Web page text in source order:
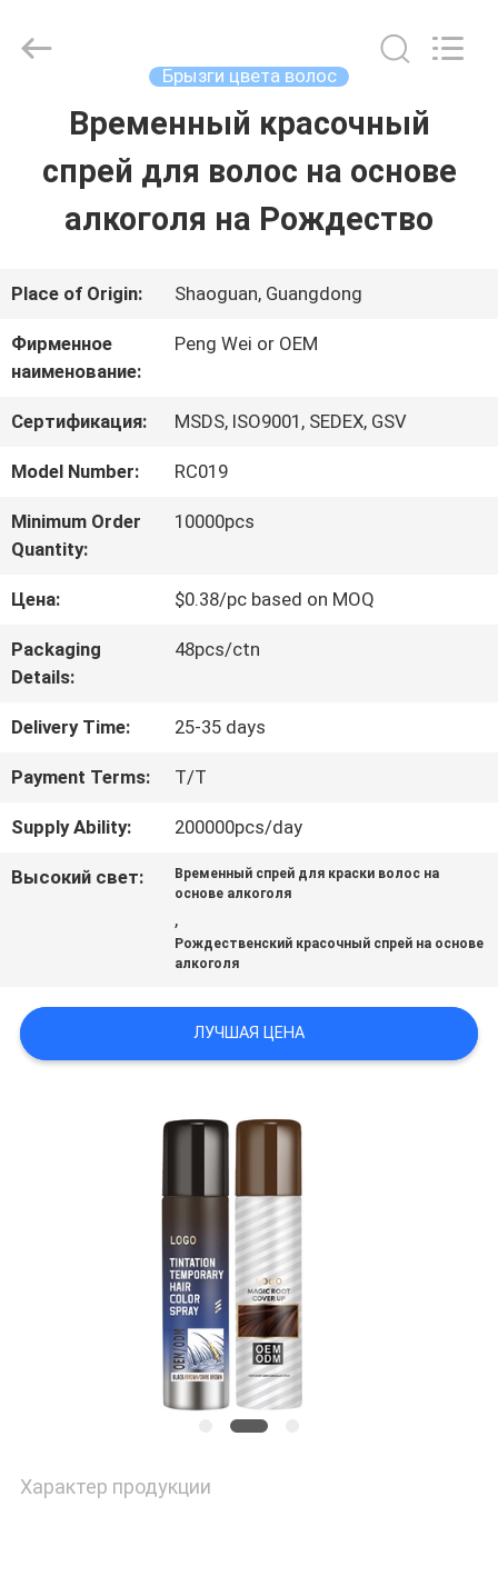
ГЛАВНАЯ
СТРАНИЦА
РОЛИКИ
О
КОМПАНИИ
НАША
ФАБРИКА
КОНТРОЛЬ
КАЧЕСТВА
КОНТАКТНЫЕ
ДАННЫЕ
ВСЕ
СЛУЧАИ
ПОЛИТИКА
УЕДИНЕНИЯ
Брызги цвета волос
Временный красочный
спрей для волос на основе
алкоголя на Рождество
Place of Origin: Shaoguan, Guangdong
Фирменное
наименование:
Peng Wei or OEM
Сертификация: MSDS, ISO9001, SEDEX, GSV
Model Number: RC019
Minimum Order
Quantity:
10000pcs
Цена: $0.38/pc based on MOQ
Packaging
Details:
48pcs/ctn
Delivery Time: 25-35 days
Payment Terms: T/T
Supply Ability: 200000pcs/day
Высокий свет:
Временный спрей для краски волос на
основе алкоголя
,
Рождественский красочный спрей на основе
алкоголя
ЛУЧШАЯ ЦЕНА
Характер продукции